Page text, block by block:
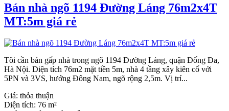
Bán nhà ngõ 1194 Đường Láng 76m2x4T
MT:5m giá rẻ
Tôi cần bán gấp nhà trong ngõ 1194 Đường Láng, quận Đống Đa,
Hà Nội. Diện tích 76m2 mặt tiền 5m, nhà 4 tầng xây kiên cố với
5PN và 3VS, hướng Đông Nam, ngõ rộng 2,5m. Vị trí...
Giá: thỏa thuận
Diện tích: 76 m²